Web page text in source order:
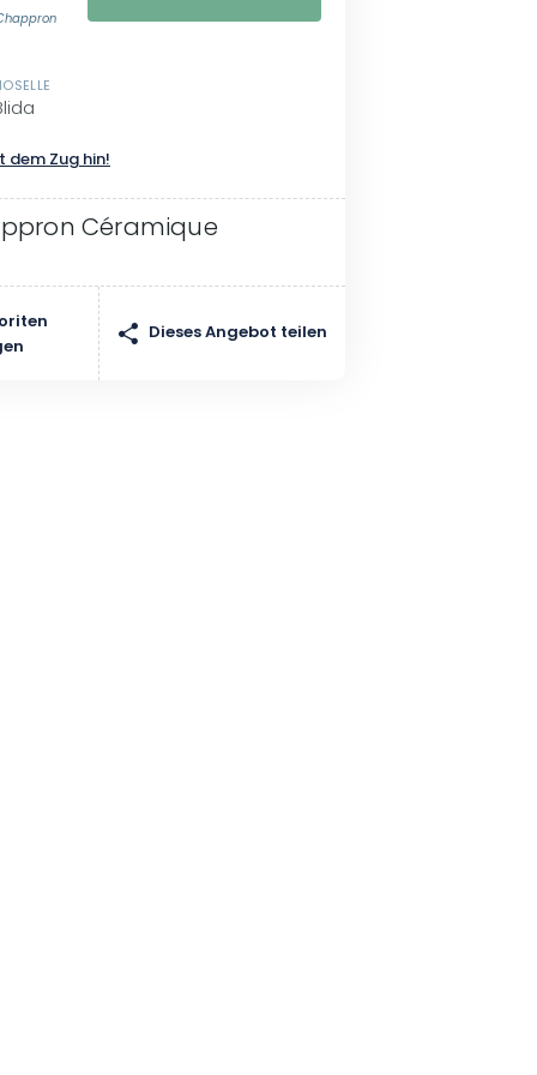
dem Zug hin!
Céramique
Dieses Angebot teilen